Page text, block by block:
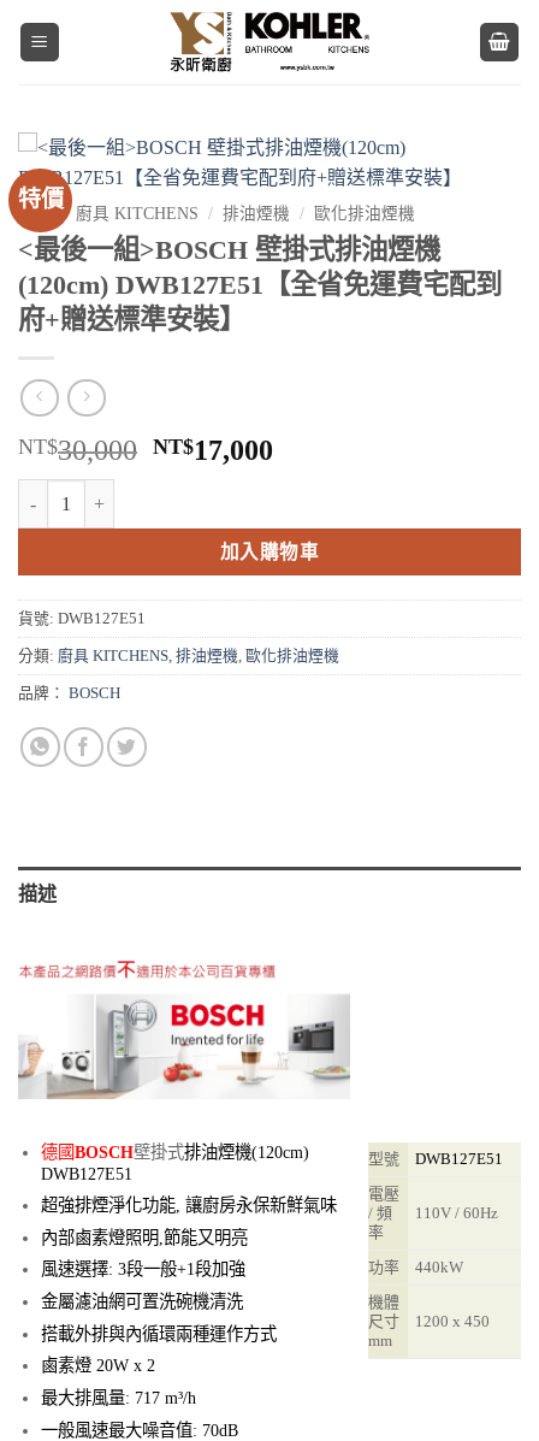
特價
首頁 / 廚具 KITCHENS / 排油煙機 / 歐化排油煙機
<最後一組>BOSCH 壁掛式排油煙機
(120cm) DWB127E51【全省免運費宅配到
府+贈送標準安裝】
NT$30,000 原
格：
NT$30,000。
NT$17,000
格：
NT$17,000。
加入購物車
貨號: DWB127E51
分類: 廚具 KITCHENS, 排油煙機, 歐化排油煙機
品牌： BOSCH
描述
德國BOSCH壁掛式排油煙機(120cm)
DWB127E51
超強排煙淨化功能, 讓廚房永保新鮮氣味
內部鹵素燈照明,節能又明亮
風速選擇: 3段一般+1段加強
金屬濾油網可置洗碗機清洗
搭載外排與內循環兩種運作方式
鹵素燈 20W x 2
最大排風量: 717 m³/h
一般風速最大噪音值: 70dB
型號
DWB127E51
電壓
/ 頻
率
110V / 60Hz
功率
440kW
機體
尺寸
mm
1200 x 450